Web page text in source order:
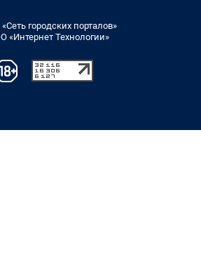
городских порталов»
«Интернет Технологии»